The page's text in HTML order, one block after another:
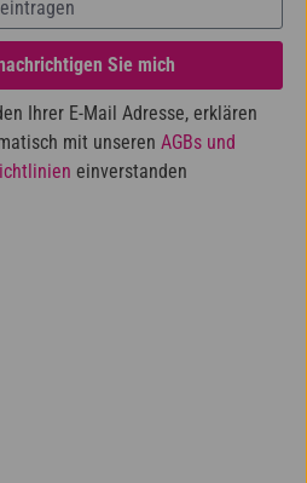
Sie mich
Ihrer E-Mail Adresse, erklären
mit unseren AGBs und
einverstanden